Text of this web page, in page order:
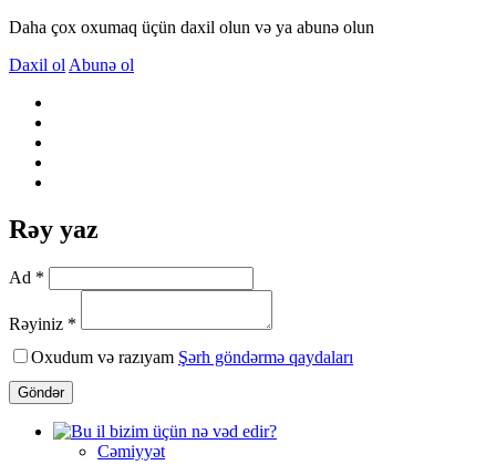
Daha çox oxumaq üçün daxil olun və ya abunə olun
Daxil ol Abunə ol
Rəy yaz
Ad *
Rəyiniz *
Oxudum və razıyam Şərh göndərmə qaydaları
Göndər
Cəmiyyət